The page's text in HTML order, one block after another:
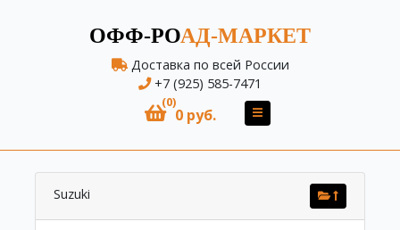
ОФФ-РОАД-МАРКЕТ
Доставка по всей России
+7 (925) 585-7471
(0)
0 руб.
Suzuki